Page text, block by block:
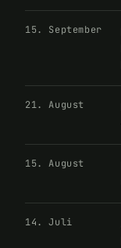
15. September
21. August
15. August
14. Juli